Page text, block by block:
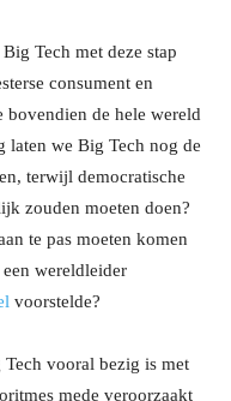
Tech met deze stap
consument en
bovendien de hele wereld
laten we Big Tech nog de
terwijl democratische
zouden moeten doen?
te pas moeten komen
wereldleider
voorstelde?
vooral bezig is met
mede veroorzaakt